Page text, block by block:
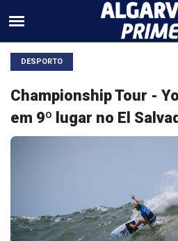
DESPORTO
Championship Tour -
em 9º lugar no El